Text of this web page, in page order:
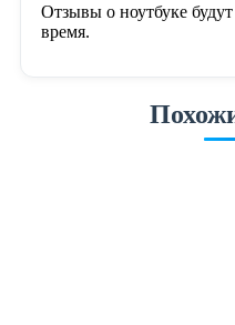
Отзывы о ноутбуке
время.